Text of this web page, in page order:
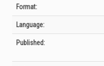
Format:
Language:
Published: